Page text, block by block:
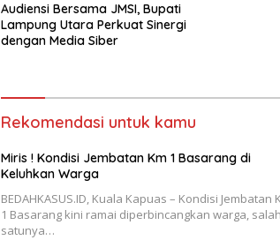
Audiensi Bersama JMSI, Bupati
Lampung Utara Perkuat Sinergi
dengan Media Siber
Rekomendasi untuk kamu
Miris ! Kondisi Jembatan Km 1 Basarang di
Keluhkan Warga
BEDAHKASUS.ID, Kuala Kapuas – Kondisi Jembatan
1 Basarang kini ramai diperbincangkan warga, salah
satunya…